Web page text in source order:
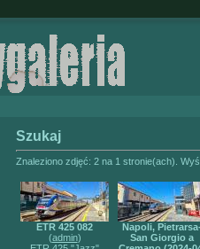
Szukaj
Znaleziono zdjęć: 2 na 1 stronie(ach).
ETR 425 082
(admin)
Napoli,
San Giorgio a